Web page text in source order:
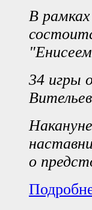
В
34 игры
о